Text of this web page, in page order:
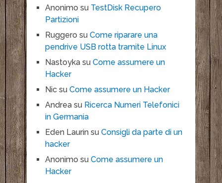
Anonimo su TestDisk Recupero
Partizioni
Ruggero su Come riparare una
pendrive USB rotta tramite Linux
Nastoykasu Come assumere un
Hacker
Nicsu Come assumere un Hacker
Andreasu Ricerca Numeri Telefonici
in Germania
Eden Laurinsu Consigli da parte di un
hacker
Anonimo su Come assumere un
Hacker